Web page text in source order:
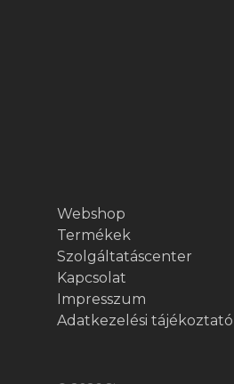
Webshop
Termékek
Szolgáltatáscenter
Kapcsolat
Impresszum
Adatkezelési tájékoztató